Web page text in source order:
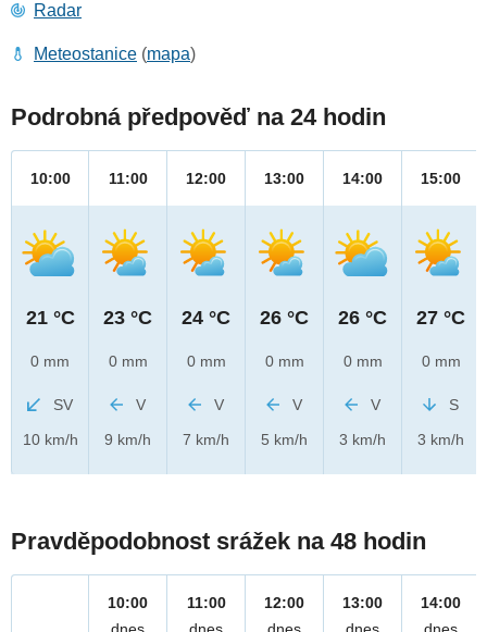
Radar
Meteostanice (mapa)
Podrobná předpověď na 24 hodin
10:00
21 °C
0 mm
SV
10 km/h
11:00
23 °C
0 mm
V
9 km/h
12:00
24 °C
0 mm
V
7 km/h
13:00
26 °C
0 mm
V
5 km/h
14:00
26 °C
0 mm
V
3 km/h
15:00
27 °C
0 mm
S
3 km/h
Pravděpodobnost srážek na 48 hodin
10:00
dnes
11:00
dnes
12:00
dnes
13:00
dnes
14:00
dnes